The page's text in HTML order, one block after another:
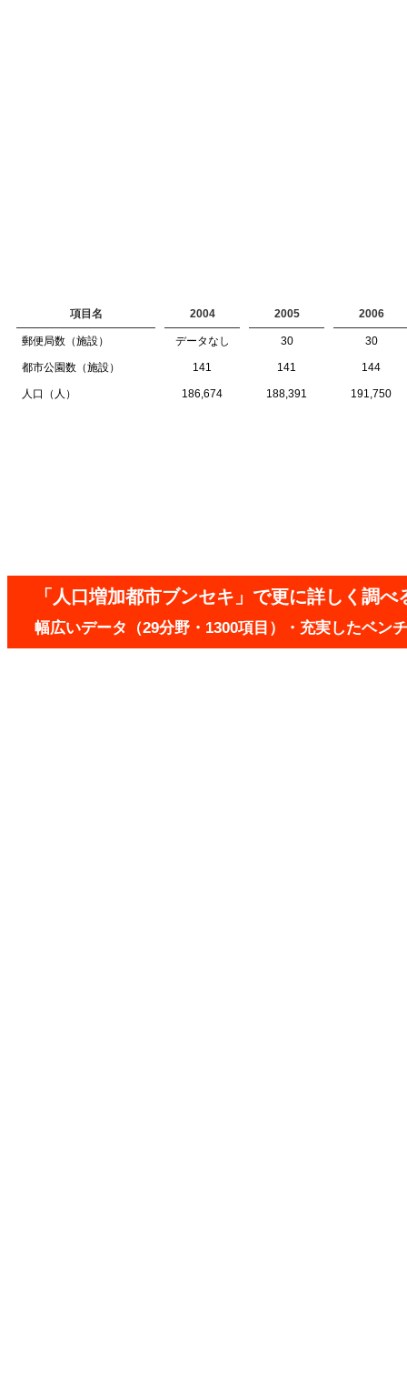
項目名 2004 2005 2006
郵便局数（施設） データなし 30 30
都市公園数（施設） 141 141 144
人口（人） 186,674 188,391 191,750
「人口増加都市ブンセキ」で更に詳しく調べ
幅広いデータ（29分野・1300項目）・充実したベン